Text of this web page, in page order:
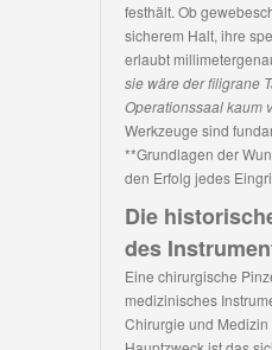
festhält. Ob
sicherem Halt, ihre
erlaubt
sie wäre der filigrane
Operationssaal kaum
Werkzeuge sind
**Grundlagen der
den Erfolg jedes
Die
des
Eine chirurgische
medizinisches
Chirurgie und